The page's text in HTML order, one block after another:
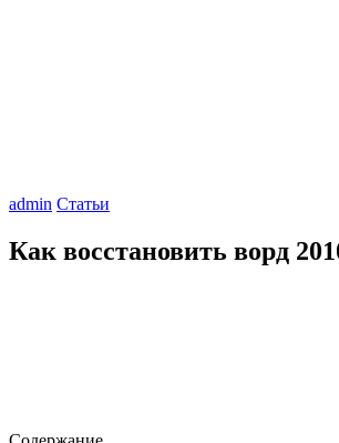
admin Статьи
Как восстановить ворд